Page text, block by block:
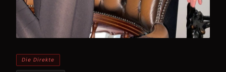
Die Direkte